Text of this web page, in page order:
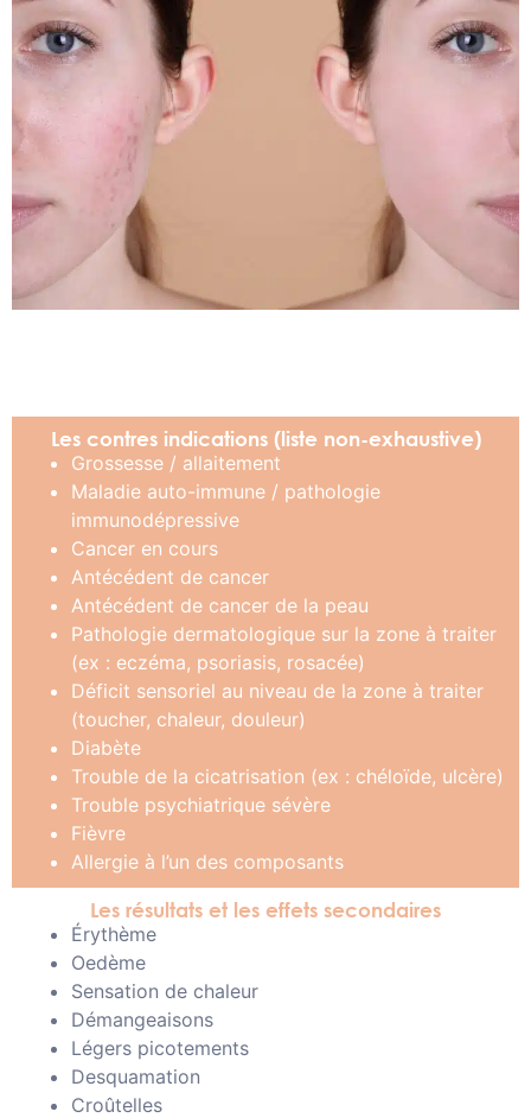
Les contres indications (liste non-exhaustive)
Grossesse / allaitement
Maladie auto-immune / pathologie
immunodépressive
Cancer en cours
Antécédent de cancer
Antécédent de cancer de la peau
Pathologie dermatologique sur la zone à traiter
(ex : eczéma, psoriasis, rosacée)
Déficit sensoriel au niveau de la zone à traiter
(toucher, chaleur, douleur)
Diabète
Trouble de la cicatrisation (ex : chéloïde, ulcère)
Trouble psychiatrique sévère
Fièvre
Allergie à l’un des composants
Les résultats et les effets secondaires
Érythème
Oedème
Sensation de chaleur
Démangeaisons
Légers picotements
Desquamation
Croûtelles